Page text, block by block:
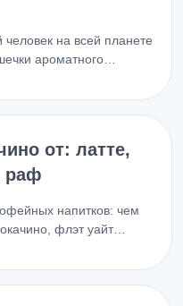
на всей планете
ароматного…
от: латте,
раф
напитков: чем
флэт уайт…